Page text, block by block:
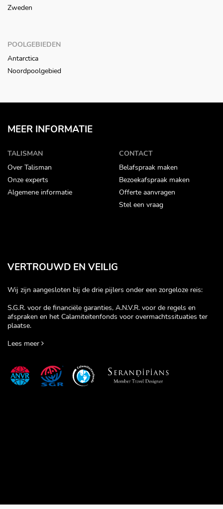
Zweden
POOLGEBIEDEN
Antarctica
Noordpoolgebied
MEER INFORMATIE
TALISMAN
Over Talisman
Onze experts
Algemene informatie
CONTACT
Belafspraak maken
Bezoekafspraak maken
Offerte aanvragen
Stel een vraag
VERTROUWD EN VEILIG
Wij zijn aangesloten bij de drie pijlers onder een zorgeloze reis:
S.G.R. voor de financiële garanties, A.N.V.R. voor de regels en
afspraken en het Calamiteitenfonds voor overmachtssituaties ter
plaatse.
Lees meer